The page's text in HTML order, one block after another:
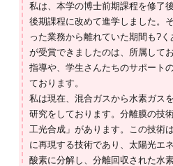
私は、本学の博士前期課程を修了
後期課程に改めて進学しました。
った業務から離れていた期間も?
が受賞できましたのは、所属して
指導や、学生さんたちのサポート
ております。
私は現在、混合ガスから水素ガス
研究をしております。分離膜の技
工光合成」があります。この技術
に再現する技術であり、太陽光エ
酸素に分解し、分離回収された水